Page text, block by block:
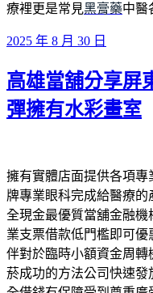
療裡更是常見黑膏藥中醫
發
於
2025 年 8 月 30 日
高雄當舖分享屏
彈擁有水彩畫室
擁有實體店面提供各項專
牌專業眼科完成給醫療的
全現金最優質當舖金融機
業支票借款低門檻即可優
伴對於臨時小額資金周轉
菸成功的方法公司快速發